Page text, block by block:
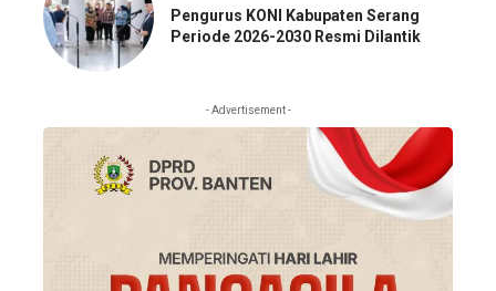
Pengurus KONI Kabupaten Serang
Periode 2026-2030 Resmi Dilantik
- Advertisement -